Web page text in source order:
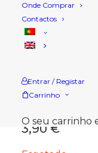
Onde Comprar
Contactos
Entrar / Registar
Carrinho
O seu carrinho
Início
São
Extra, 25
3,90€